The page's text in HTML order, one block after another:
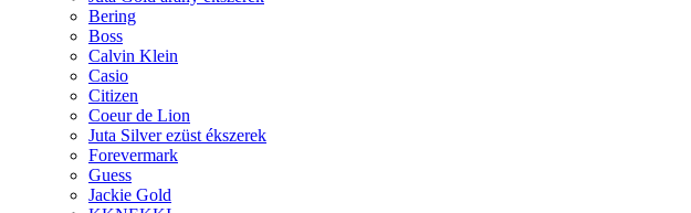
Bering
Boss
Calvin Klein
Casio
Citizen
Coeur de Lion
Juta Silver ezüst ékszerek
Forevermark
Guess
Jackie Gold